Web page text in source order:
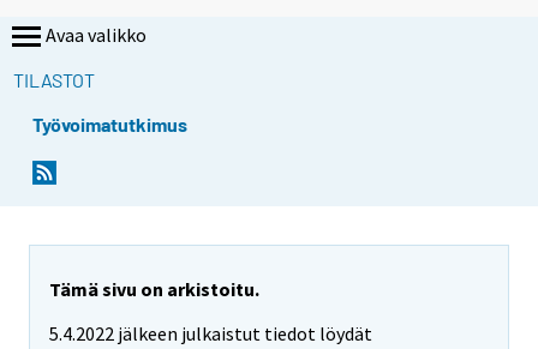
Avaa valikko
TILASTOT
Työvoimatutkimus
Tämä sivu on arkistoitu.
5.4.2022 jälkeen julkaistut tiedot löydät